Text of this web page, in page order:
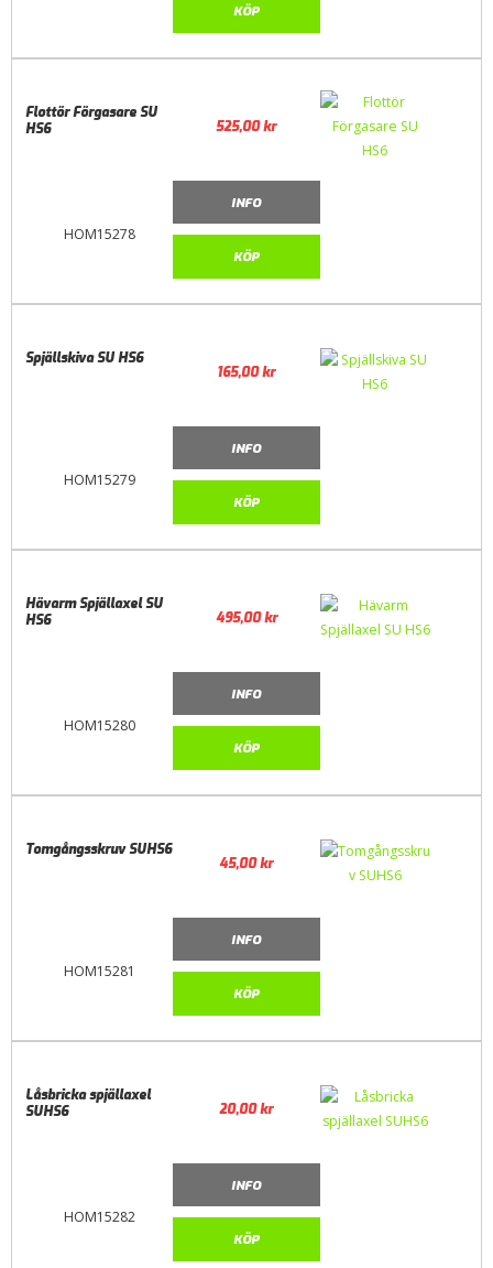
KÖP
HOM15278
Flottör Förgasare SU
HS6
525,00kr
INFO
KÖP
HOM15279
Spjällskiva SU HS6
165,00kr
INFO
KÖP
HOM15280
Hävarm Spjällaxel SU
HS6
495,00kr
INFO
KÖP
HOM15281
Tomgångsskruv SUHS6
45,00kr
INFO
KÖP
HOM15282
Låsbricka spjällaxel
SUHS6
20,00kr
INFO
KÖP